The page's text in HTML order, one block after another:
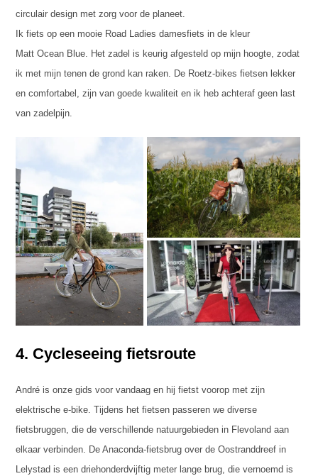
circulair design met zorg voor de planeet.
Ik fiets op een mooie Road Ladies damesfiets in de kleur
Matt Ocean Blue. Het zadel is keurig afgesteld op mijn hoogte, zodat
ik met mijn tenen de grond kan raken. De Roetz-bikes fietsen lekker
en comfortabel, zijn van goede kwaliteit en ik heb achteraf geen last
van zadelpijn.
4. Cycleseeing fietsroute
André is onze gids voor vandaag en hij fietst voorop met zijn
elektrische e-bike. Tijdens het fietsen passeren we diverse
fietsbruggen, die de verschillende natuurgebieden in Flevoland aan
elkaar verbinden. De Anaconda-fietsbrug over de Oostranddreef in
Lelystad is een driehonderdvijftig meter lange brug, die vernoemd is